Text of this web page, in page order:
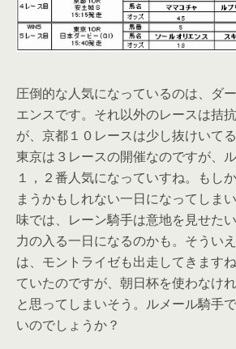
圧倒的な人気になっているのは、ダ
エンスです。それ以外のレースは拮
が、京都１０レースは少し抜けいて
東京は３レースの開催なのですが、
１，２番人気になっていすね。もし
まうかもしれない一日になってしま
味では、レーン騎手は意地を見せた
力の入る一日になるのかも。そうい
は、モントライゼも出走してきます
ていたのですが、朝日杯を使わなけ
と思ってしまいそう。ルメール騎手
いのでしょうか？